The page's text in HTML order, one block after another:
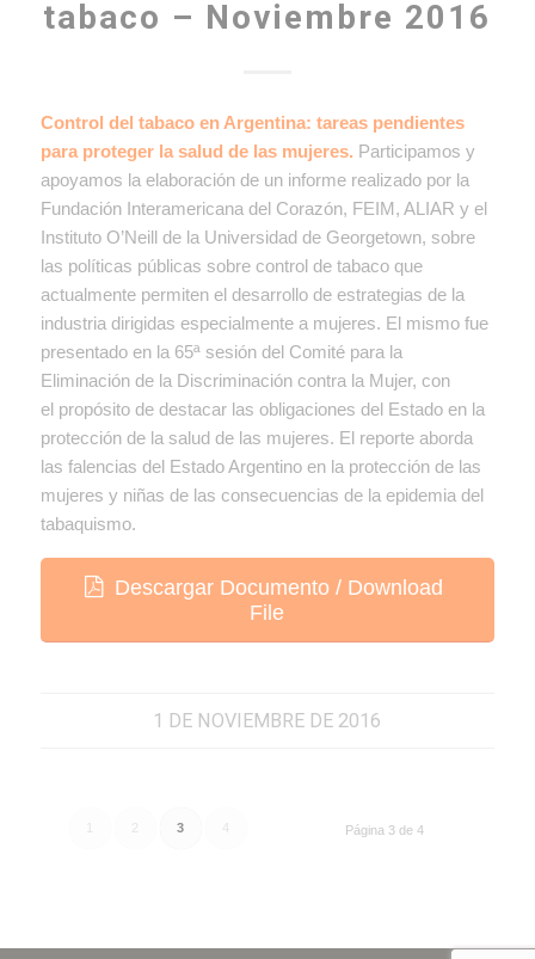
tabaco – Noviembre 2016
Control del tabaco en Argentina: tareas pendientes
para proteger la salud de las mujeres. Participamos y
apoyamos la elaboración de un informe realizado por la
Fundación Interamericana del Corazón, FEIM, ALIAR y el
Instituto O’Neill de la Universidad de Georgetown, sobre
las políticas públicas sobre control de tabaco que
actualmente permiten el desarrollo de estrategias de la
industria dirigidas especialmente a mujeres. El mismo fue
presentado en la 65ª sesión del Comité para la
Eliminación de la Discriminación contra la Mujer, con
el propósito de destacar las obligaciones del Estado en la
protección de la salud de las mujeres. El reporte aborda
las falencias del Estado Argentino en la protección de las
mujeres y niñas de las consecuencias de la epidemia del
tabaquismo.
Descargar Documento / Download
File
1 DE NOVIEMBRE DE 2016
Página 3 de 4
3 4